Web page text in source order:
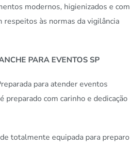
modernos, higienizados e com
às normas da vigilância
PARA EVENTOS SP
para atender eventos
com carinho e dedicação
totalmente equipada para preparo